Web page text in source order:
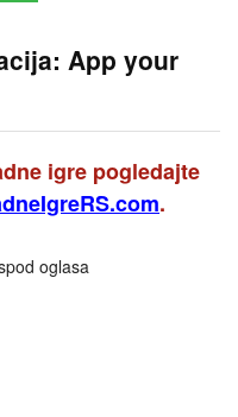
App your
igre pogledajte
.
oglasa